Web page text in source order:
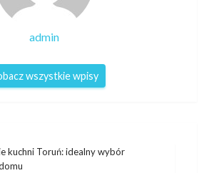
admin
wszystkie wpisy
kuchni Toruń: idealny wybór